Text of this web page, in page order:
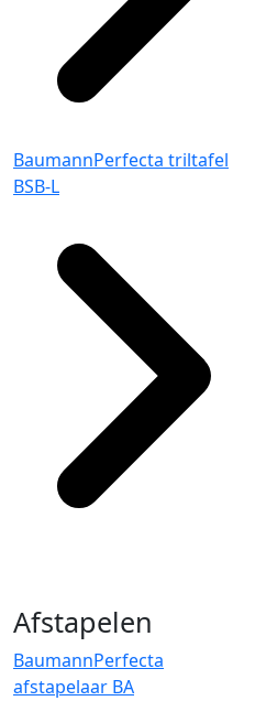
BaumannPerfecta triltafel
BSB-L
Afstapelen
BaumannPerfecta
afstapelaar BA